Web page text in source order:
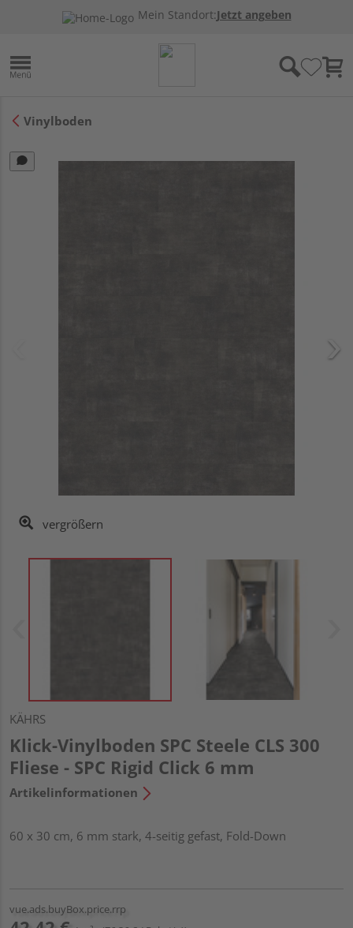
Mein Standort:Jetzt angeben
Vinylboden
vergrößern
KÄHRS
Klick-Vinylboden SPC Steele CLS 300
Fliese - SPC Rigid Click 6 mm
Artikelinformationen
60 x 30 cm, 6 mm stark, 4-seitig gefast, Fold-Down
vue.ads.buyBox.price.rrp